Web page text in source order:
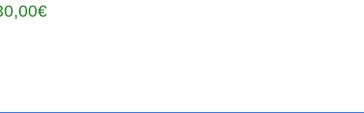
€